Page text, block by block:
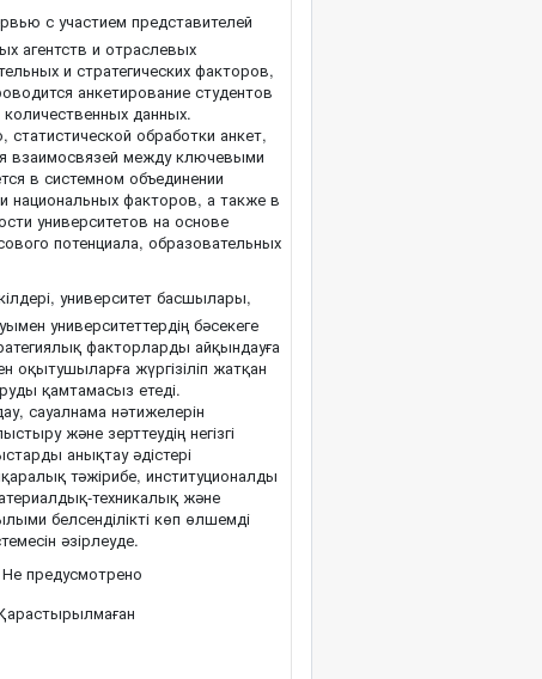
с участием представителей
агентств и отраслевых
и стратегических факторов,
анкетирование студентов
данных.
обработки анкет,
взаимосвязей между ключевыми
в системном объединении
национальных факторов, а также в
университетов на основе
потенциала, образовательных
университет басшылары,
университеттердің бәсекеге
факторларды айқындауға
оқытушыларға жүргізіліп жатқан
қамтамасыз етеді.
сауалнама нәтижелерін
және зерттеудің негізгі
анықтау әдістері
тәжірибе, институционалды
техникалық және
белсенділікті көп өлшемді
әзірлеуде.
Не предусмотрено